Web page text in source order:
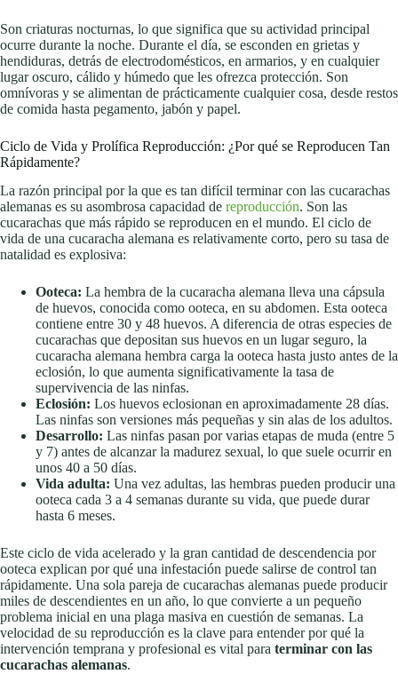
Son criaturas nocturnas, lo que significa que su actividad principal
ocurre durante la noche. Durante el día, se esconden en grietas y
hendiduras, detrás de electrodomésticos, en armarios, y en cualquier
lugar oscuro, cálido y húmedo que les ofrezca protección. Son
omnívoras y se alimentan de prácticamente cualquier cosa, desde restos
de comida hasta pegamento, jabón y papel.
Ciclo de Vida y Prolífica Reproducción: ¿Por qué se Reproducen Tan
Rápidamente?
La razón principal por la que es tan difícil terminar con las cucarachas
alemanas es su asombrosa capacidad de reproducción. Son las
cucarachas que más rápido se reproducen en el mundo. El ciclo de
vida de una cucaracha alemana es relativamente corto, pero su tasa de
natalidad es explosiva:
Ooteca: La hembra de la cucaracha alemana lleva una cápsula
de huevos, conocida como ooteca, en su abdomen. Esta ooteca
contiene entre 30 y 48 huevos. A diferencia de otras especies de
cucarachas que depositan sus huevos en un lugar seguro, la
cucaracha alemana hembra carga la ooteca hasta justo antes de la
eclosión, lo que aumenta significativamente la tasa de
supervivencia de las ninfas.
Eclosión: Los huevos eclosionan en aproximadamente 28 días.
Las ninfas son versiones más pequeñas y sin alas de los adultos.
Desarrollo: Las ninfas pasan por varias etapas de muda (entre 5
y 7) antes de alcanzar la madurez sexual, lo que suele ocurrir en
unos 40 a 50 días.
Vida adulta: Una vez adultas, las hembras pueden producir una
ooteca cada 3 a 4 semanas durante su vida, que puede durar
hasta 6 meses.
Este ciclo de vida acelerado y la gran cantidad de descendencia por
ooteca explican por qué una infestación puede salirse de control tan
rápidamente. Una sola pareja de cucarachas alemanas puede producir
miles de descendientes en un año, lo que convierte a un pequeño
problema inicial en una plaga masiva en cuestión de semanas. La
velocidad de su reproducción es la clave para entender por qué la
intervención temprana y profesional es vital para terminar con las
cucarachas alemanas.